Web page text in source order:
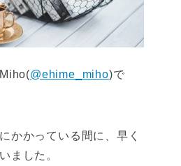
@ehime_miho)で
かかっている間に、早く
ました。